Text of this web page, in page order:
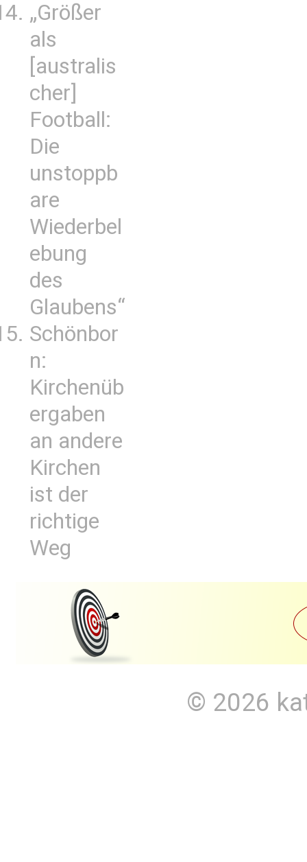
„Größer
als
[australis
cher]
Football:
Die
unstoppb
are
Wiederbel
ebung
des
Glaubens“
Schönbor
n:
Kirchenüb
ergaben
an andere
Kirchen
ist der
richtige
Weg
© 2026